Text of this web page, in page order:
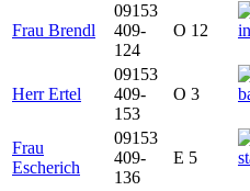
Frau Brendl
09153
409-
124
O 12
Herr Ertel
09153
409-
153
O 3
Frau
Escherich
09153
409-
136
E 5